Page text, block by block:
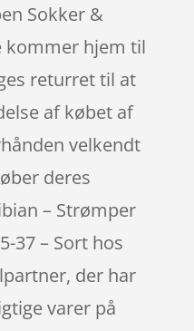
Sokker &
kommer hjem til
returret til at
af købet af
velkendt
deres
– Strømper
37 – Sort hos
der har
varer på